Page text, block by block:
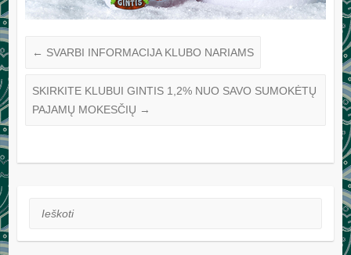
← SVARBI INFORMACIJA KLUBO NARIAMS
SKIRKITE KLUBUI GINTIS 1,2% NUO SAVO SUMOKĖTŲ
PAJAMŲ MOKESČIŲ →
Ieškoti